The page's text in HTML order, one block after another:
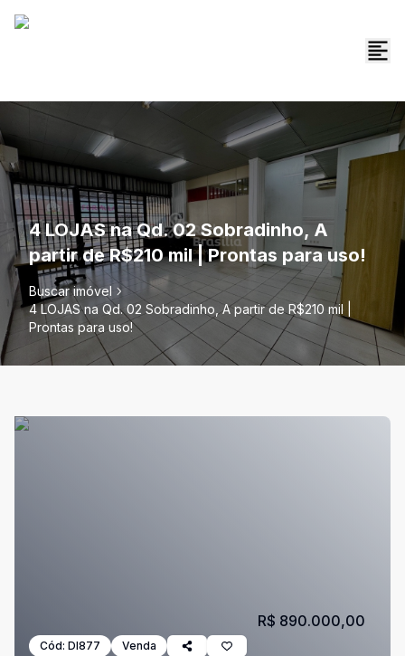
4 LOJAS na Qd. 02 Sobradinho, A
partir de R$210 mil | Prontas para uso!
Buscar imóvel
4 LOJAS na Qd. 02 Sobradinho, A partir de R$210 mil |
Prontas para uso!
Cód: DI877 Venda
R$ 890.000,00